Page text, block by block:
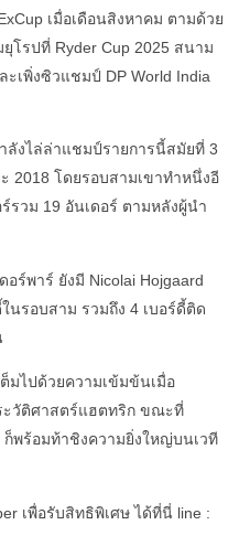
เมื่อเดือนสิงหาคม ตามด้วย
รปที่ Ryder Cup 2025 สนาม
ะเพิ่งซิวแชมป์ DP World India
ลังไล่ล่าแชมป์รายการนี้สมัยที่ 3
2018 โดยรอบสามเขาทำหนึ่งอี
รวม 19 อันเดอร์ ตามหลังผู้นำ
ร์พาร์ ยังมี Nicolai Hojgaard
นรอบสาม รวมถึง 4 เบอร์ดี้ติด
มไปด้วยความเข้มข้นเมื่อ
ะวัติศาสตร์แฮตทริก ขณะที่
ก็พร้อมท้าชิงความยิ่งใหญ่บนเวที
เพื่อรับสิทธิพิเศษ ได้ที่นี่ line :